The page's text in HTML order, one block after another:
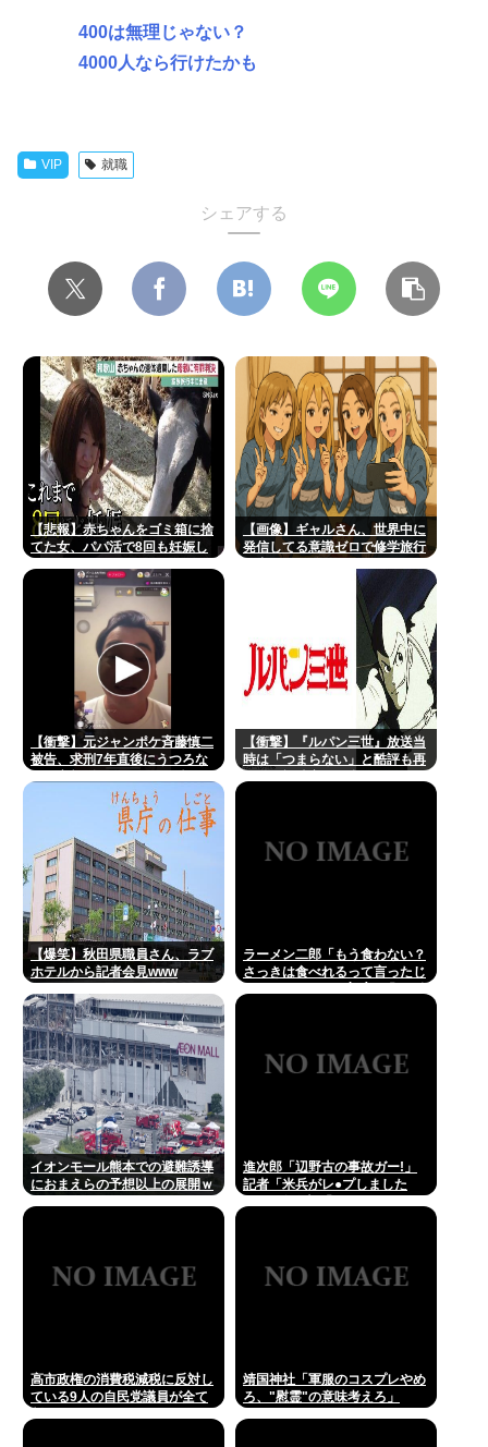
400は無理じゃない？
4000人なら行けたかも
VIP 就職
シェアする
【悲報】赤ちゃんをゴミ箱に捨
てた女、パパ活で8回も妊娠し
【画像】ギャルさん、世界中に
発信してる意識ゼロで修学旅行
ｗ 【Pickup08082952】
【衝撃】元ジャンポケ斉藤慎二
被告、求刑7年直後にうつろな
る・・・・・・・・・
【衝撃】『ルパン三世』放送当
時は「つまらない」と酷評も再
【爆笑】秋田県職員さん、ラブ
ホテルから記者会見www
ラーメン二郎「もう食わない？
さっきは食べれるって言ったじ
イオンモール熊本での避難誘導
におまえらの予想以上の展開ｗ
進次郎「辺野古の事故ガー!」
記者「米兵がレ●プしました
高市政権の消費税減税に反対し
ている9人の自民党議員が全て
靖国神社「軍服のコスプレやめ
ろ、"慰霊"の意味考えろ」